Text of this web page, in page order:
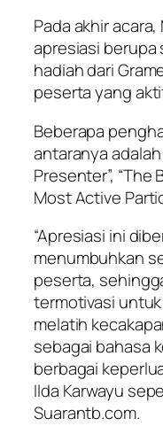
Pada akhir
apresiasi
hadiah dari
peserta yang
Beberapa
antaranya
Presenter”, “The
Most Active
“Apresiasi ini
menumbuhkan
peserta,
termotivasi
melatih
sebagai bahasa
berbagai
Ilda Karwayu
Suarantb.com.